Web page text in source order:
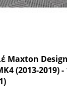
Maxton
(2013-2019) -